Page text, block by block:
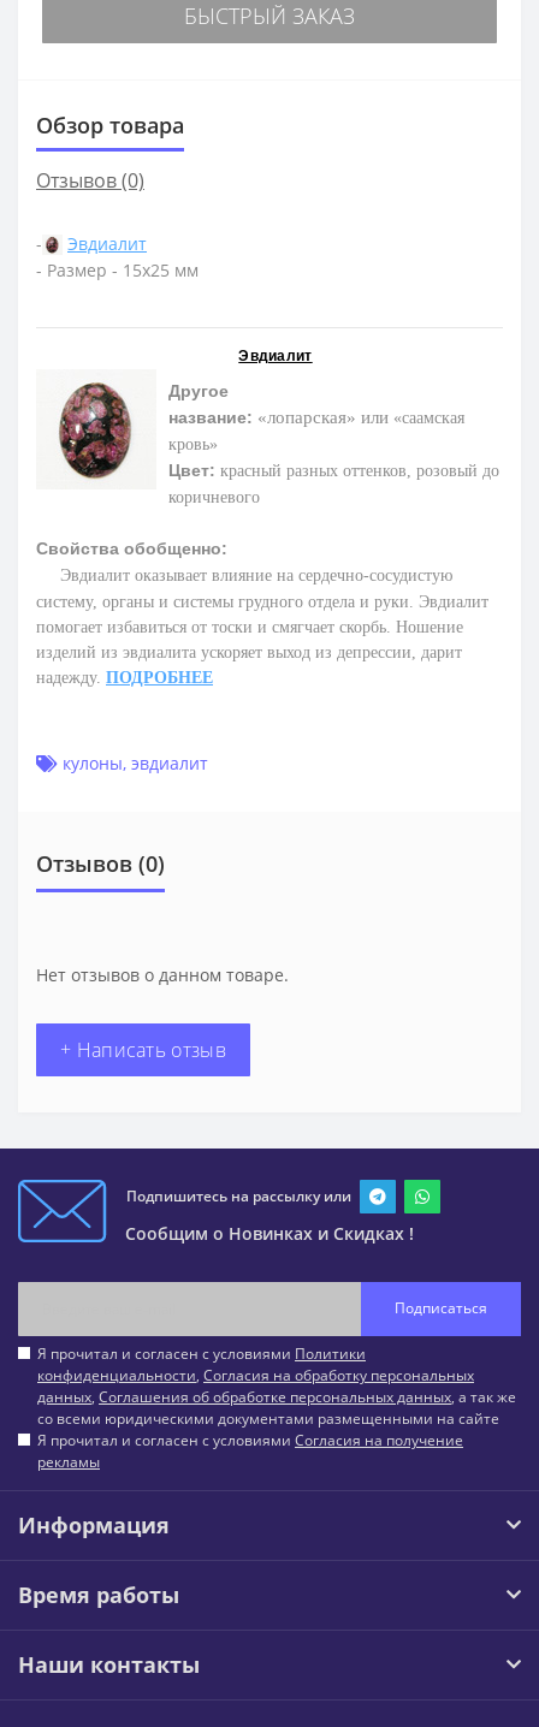
БЫСТРЫЙ ЗАКАЗ
Обзор товара
Отзывов (0)
-
Эвдиалит
- Размер - 15х25 мм
Эвдиалит
Другое
название: «лопарская» или «саамская
кровь»
Цвет: красный разных оттенков, розовый до
коричневого
Свойства обобщенно:
Эвдиалит оказывает влияние на сердечно-сосудистую
систему, органы и системы грудного отдела и руки. Эвдиалит
помогает избавиться от тоски и смягчает скорбь. Ношение
изделий из эвдиалита ускоряет выход из депрессии, дарит
надежду. ПОДРОБНЕЕ
кулоны, эвдиалит
Отзывов (0)
Нет отзывов о данном товаре.
+ Написать отзыв
Подпишитесь на рассылку или
Сообщим о Новинках и Скидках !
Подписаться
Я прочитал и согласен с условиями Политики
конфиденциальности, Согласия на обработку персональных
данных, Соглашения об обработке персональных данных, а так же
со всеми юридическими документами размещенными на сайте
Я прочитал и согласен с условиями Согласия на получение
рекламы
Информация
Время работы
Наши контакты